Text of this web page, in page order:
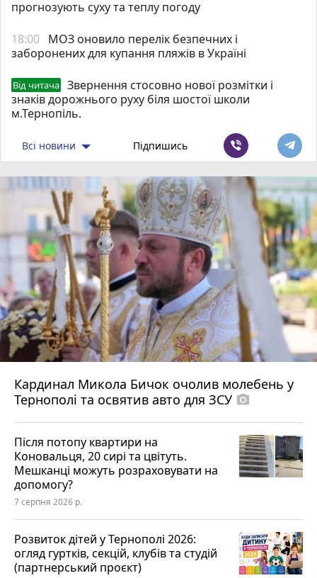
прогнозують суху та теплу погоду
18:00 МОЗ оновило перелік безпечних і
заборонених для купання пляжів в Україні
Від читача
Звернення стосовно нової розмітки і
знаків дорожнього руху біля шостої школи
м.Тернопіль.
Всі новини Підпишись
Кардинал Микола Бичок очолив молебень у
Тернополі та освятив авто для ЗСУ photo_camera
Після потопу квартири на
Коновальця, 20 сирі та цвітуть.
Мешканці можуть розраховувати на
допомогу?
7 серпня 2026 р.
Розвиток дітей у Тернополі 2026:
огляд гуртків, секцій, клубів та студій
(партнерський проєкт)